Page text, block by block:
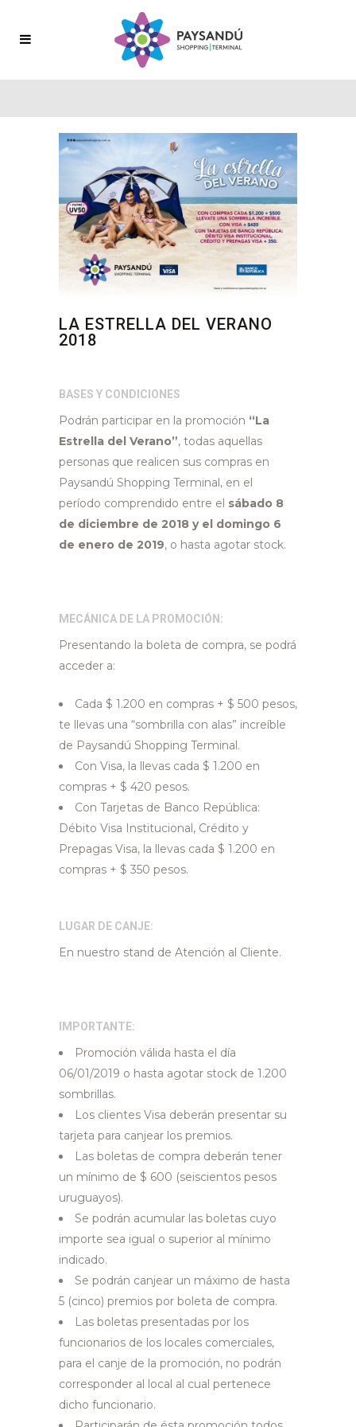
LA ESTRELLA DEL VERANO
2018
BASES Y CONDICIONES
Podrán participar en la promoción “La
Estrella del Verano”, todas aquellas
personas que realicen sus compras en
Paysandú Shopping Terminal, en el
período comprendido entre el sábado 8
de diciembre de 2018 y el domingo 6
de enero de 2019, o hasta agotar stock.
MECÁNICA DE LA PROMOCIÓN:
Presentando la boleta de compra, se podrá
acceder a:
Cada $ 1.200 en compras + $ 500 pesos,
te llevas una “sombrilla con alas” increíble
de Paysandú Shopping Terminal.
Con Visa, la llevas cada $ 1.200 en
compras + $ 420 pesos.
Con Tarjetas de Banco República:
Débito Visa Institucional, Crédito y
Prepagas Visa, la llevas cada $ 1.200 en
compras + $ 350 pesos.
LUGAR DE CANJE:
En nuestro stand de Atención al Cliente.
IMPORTANTE:
Promoción válida hasta el día
06/01/2019 o hasta agotar stock de 1.200
sombrillas.
Los clientes Visa deberán presentar su
tarjeta para canjear los premios.
Las boletas de compra deberán tener
un mínimo de $ 600 (seiscientos pesos
uruguayos).
Se podrán acumular las boletas cuyo
importe sea igual o superior al mínimo
indicado.
Se podrán canjear un máximo de hasta
5 (cinco) premios por boleta de compra.
Las boletas presentadas por los
funcionarios de los locales comerciales,
para el canje de la promoción, no podrán
corresponder al local al cual pertenece
dicho funcionario.